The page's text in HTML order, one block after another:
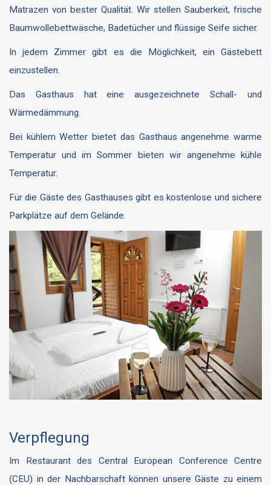
Matrazen von bester Qualität. Wir stellen Sauberkeit, frische
Baumwollebettwäsche, Badetücher und flüssige Seife sicher.
In jedem Zimmer gibt es die Möglichkeit, ein Gästebett
einzustellen.
Das Gasthaus hat eine ausgezeichnete Schall- und
Wärmedämmung.
Bei kühlem Wetter bietet das Gasthaus angenehme warme
Temperatur und im Sommer bieten wir angenehme kühle
Temperatur.
Für die Gäste des Gasthauses gibt es kostenlose und sichere
Parkplätze auf dem Gelände.
Verpflegung
Im Restaurant des Central European Conference Centre
(CEU) in der Nachbarschaft können unsere Gäste zu einem